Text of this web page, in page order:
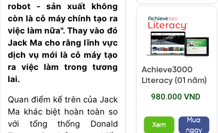
robot - sản xuất không
còn là cỗ máy chính tạo ra
việc làm nữa". Thay vào đó
Jack Ma cho rằng lĩnh vực
dịch vụ mới là cỗ máy tạo
ra việc làm trong tương
lai.
Quan điểm kể trên của Jack
Ma khác biệt hoàn toàn so
với tổng thống Donald
Achieve3000
Literacy (01 năm)
980.000 VND
Xem
Mua
ngay